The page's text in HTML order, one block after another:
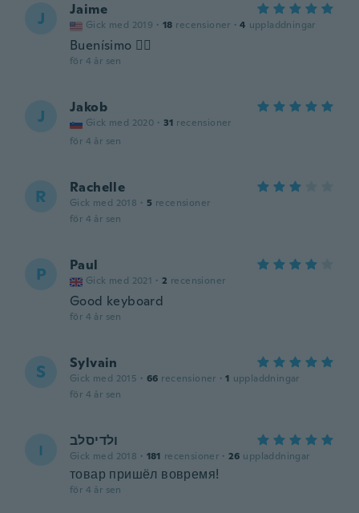
J Jaime
Gick med 2019 · 18 recensioner · 4 uppladdningar
Buenísimo 👍🏼
för 4 år sen
J Jakob
Gick med 2020 · 31 recensioner
för 4 år sen
R Rachelle
Gick med 2018 · 5 recensioner
för 4 år sen
P Paul
Gick med 2021 · 2 recensioner
Good keyboard
för 4 år sen
S Sylvain
Gick med 2015 · 66 recensioner · 1 uppladdningar
för 4 år sen
ו ולדיסלב
Gick med 2018 · 181 recensioner · 26 uppladdningar
товар пришёл вовремя!
för 4 år sen